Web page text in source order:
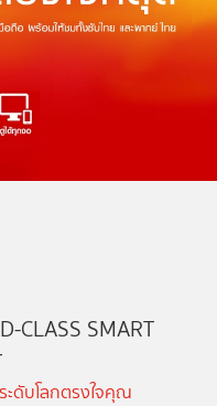
CLASS SMART
ดับโลกตรงใจคุณ